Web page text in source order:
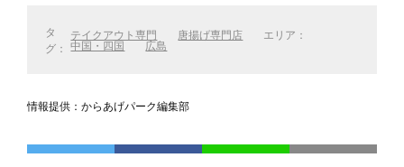
タ
グ：
テイクアウト専門 唐揚げ専門店 エリア：
中国・四国 広島
情報提供：からあげパーク編集部